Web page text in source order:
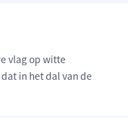
vlag op witte
in het dal van de